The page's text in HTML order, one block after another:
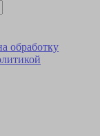
обработку